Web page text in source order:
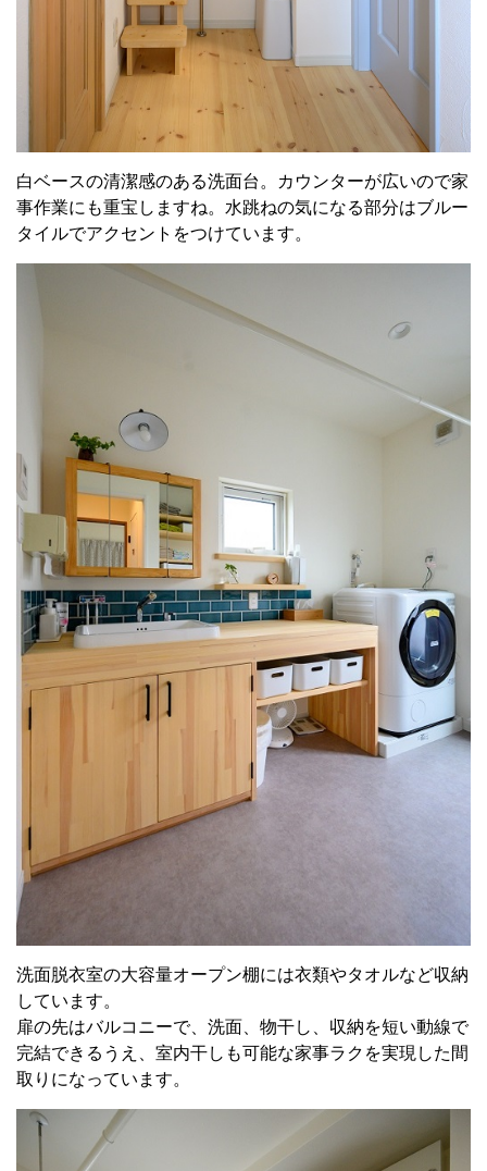
白ベースの清潔感のある洗面台。カウンターが広いので家
事作業にも重宝しますね。水跳ねの気になる部分はブルー
タイルでアクセントをつけています。
洗面脱衣室の大容量オープン棚には衣類やタオルなど収納
しています。
扉の先はバルコニーで、洗面、物干し、収納を短い動線で
完結できるうえ、室内干しも可能な家事ラクを実現した間
取りになっています。